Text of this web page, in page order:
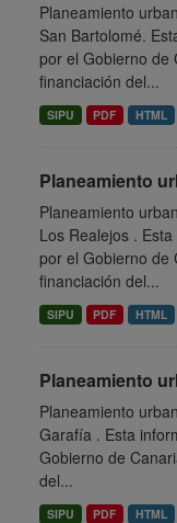
Planeamiento
San Bartolomé.
por el Gobierno de
financiación del...
SIPU PDF HTML
Planeamiento
Planeamiento
Los Realejos .
por el Gobierno de
financiación del...
SIPU PDF HTML
Planeamiento
Planeamiento
Garafía . Esta
Gobierno de
del...
SIPU PDF HTML